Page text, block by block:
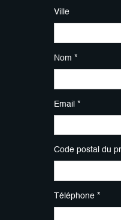
Ville
Nom *
Email *
Code postal du
Téléphone *